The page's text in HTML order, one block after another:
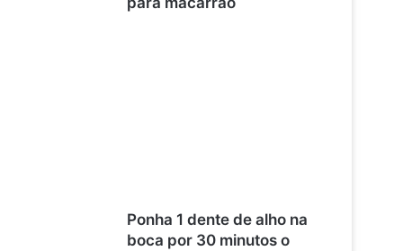
Ponha 1 dente de alho na
boca por 30 minutos o